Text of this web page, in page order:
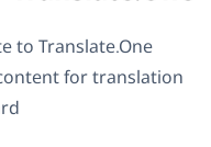
to Translate.One
for translation